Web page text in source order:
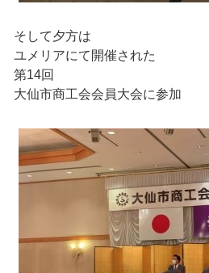
そして夕方は
ユメリアにて開催された
第14回
大仙市商工会会員大会に参加